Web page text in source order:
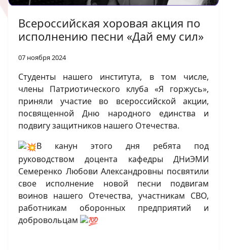
Всероссийская хоровая акция по
исполнению песни «Дай ему сил»
07 ноября 2024
Студенты нашего института, в том числе,
члены Патриотического клуба «Я горжусь»,
приняли участие во всероссийской акции,
посвященной Дню народного единства и
подвигу защитников нашего Отечества.
В канун этого дня ребята под
руководством доцента кафедры ДНиЭМИ
Семеренко Любови Александровны посвятили
свое исполнение новой песни подвигам
воинов нашего Отечества, участникам СВО,
работникам оборонных предприятий и
добровольцам